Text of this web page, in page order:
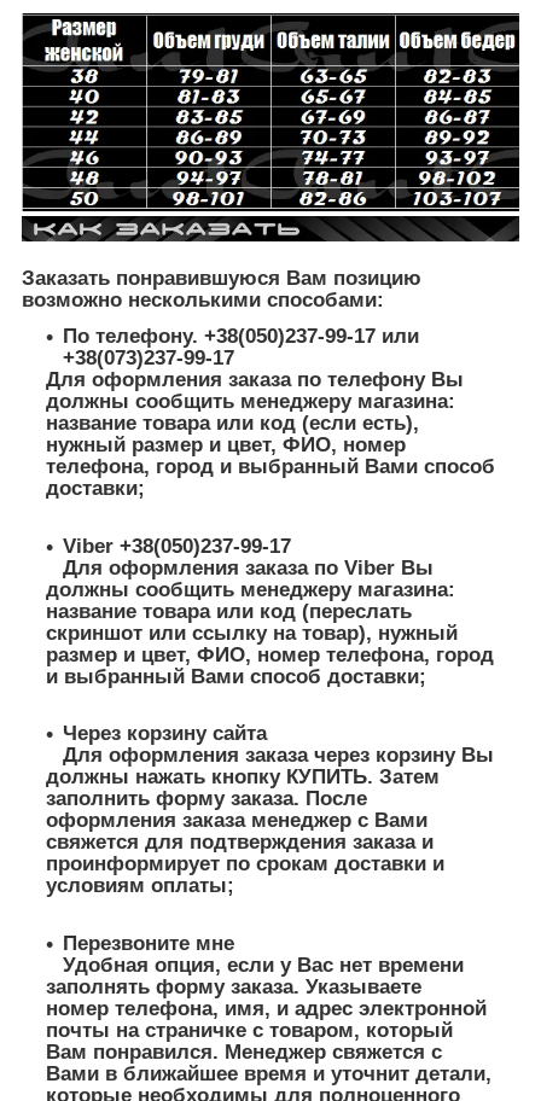
Заказать понравившуюся Вам позицию
возможно несколькими способами:
По телефону. +38(050)237-99-17 или
+38(073)237-99-17
Для оформления заказа по телефону Вы
должны сообщить менеджеру магазина:
название товара или код (если есть),
нужный размер и цвет, ФИО, номер
телефона, город и выбранный Вами способ
доставки;
Viber +38(050)237-99-17
Для оформления заказа по Viber Вы
должны сообщить менеджеру магазина:
название товара или код (переслать
скриншот или ссылку на товар), нужный
размер и цвет, ФИО, номер телефона, город
и выбранный Вами способ доставки;
Через корзину сайта
Для оформления заказа через корзину Вы
должны нажать кнопку КУПИТЬ. Затем
заполнить форму заказа. После
оформления заказа менеджер с Вами
свяжется для подтверждения заказа и
проинформирует по срокам доставки и
условиям оплаты;
Перезвоните мне
Удобная опция, если у Вас нет времени
заполнять форму заказа. Указываете
номер телефона, имя, и адрес электронной
почты на страничке с товаром, который
Вам понравился. Менеджер свяжется с
Вами в ближайшее время и уточнит детали,
которые необходимы для полноценного